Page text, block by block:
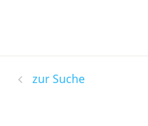
zur Suche